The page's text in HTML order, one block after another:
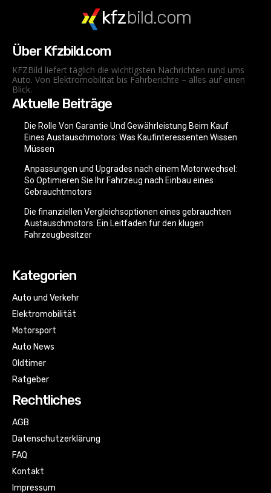
kfzbild.com
Über Kfzbild.com
KFZBild liefert täglich die wichtigsten Nachrichten rund ums
Auto. Von Elektromobilität bis Fahrberichte – alles auf einen
Blick.
Aktuelle Beiträge
Die Rolle Von Garantie Und Gewährleistung Beim Kauf
Eines Austauschmotors: Was Kaufinteressenten Wissen
Müssen
Anpassungen und Upgrades nach einem Motorwechsel:
So Optimieren Sie Ihr Fahrzeug nach Einbau eines
Gebrauchtmotors
Die finanziellen Vergleichsoptionen eines gebrauchten
Austauschmotors: Ein Leitfaden für den klugen
Fahrzeugbesitzer
Kategorien
Auto und Verkehr
Elektromobilität
Motorsport
Auto News
Oldtimer
Ratgeber
Rechtliches
AGB
Datenschutzerklärung
FAQ
Kontakt
Impressum